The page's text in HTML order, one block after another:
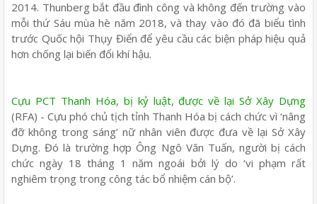
2014. Thunberg bắt đầu đình công và không đến trường vào
mỗi thứ Sáu mùa hè năm 2018, và thay vào đó đã biểu tình
trước Quốc hội Thụy Điển để yêu cầu các biện pháp hiệu quả
hơn chống lại biến đổi khí hậu.
Cựu PCT Thanh Hóa, bị kỷ luật, được về lại Sở Xây Dựng
(RFA) - Cựu phó chủ tịch tỉnh Thanh Hóa bị cách chức vì ‘nâng
đỡ không trong sáng’ nữ nhân viên được đưa về lại Sở Xây
Dựng. Đó là trường hợp Ông Ngô Văn Tuấn, người bị cách
chức ngày 18 tháng 1 năm ngoái bởi lý do ‘vi phạm rất
nghiêm trọng trong công tác bổ nhiệm cán bộ’.